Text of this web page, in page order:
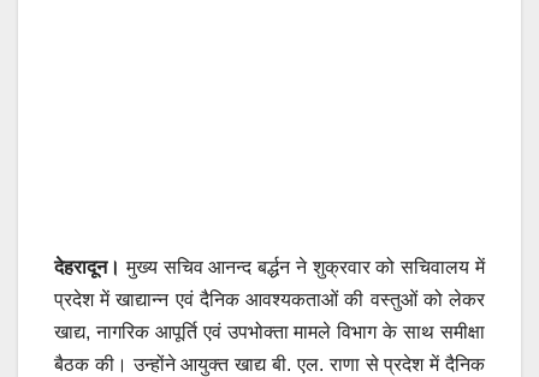
देहरादून। मुख्य सचिव आनन्द बर्द्धन ने शुक्रवार को सचिवालय में
प्रदेश में खाद्यान्न एवं दैनिक आवश्यकताओं की वस्तुओं को लेकर
खाद्य, नागरिक आपूर्ति एवं उपभोक्ता मामले विभाग के साथ समीक्षा
बैठक की। उन्होंने आयुक्त खाद्य बी. एल. राणा से प्रदेश में दैनिक